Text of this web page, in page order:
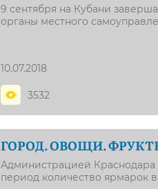
9 сентября на Кубани
органы местного
10.07.2018
3532
ГОРОД. ОВОЩИ.
Администрацией Краснодара
период количество ярмарок